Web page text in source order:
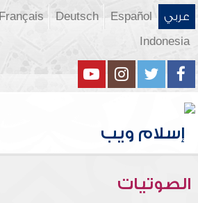
عربي Español
Deutsch
Français
Indonesia
الصوتيات